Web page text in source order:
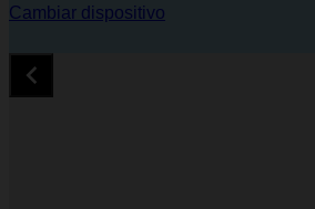
Cambiar dispositivo